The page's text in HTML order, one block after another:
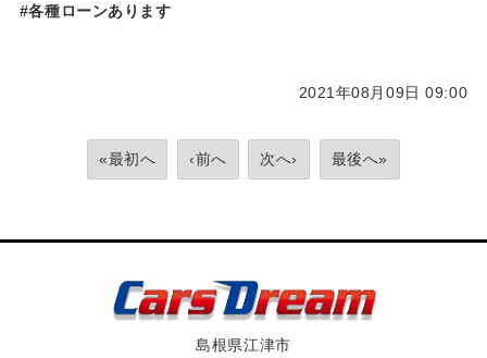
#各種ローンあります
2021年08月09日 09:00
«最初へ ‹前へ 次へ› 最後へ»
島根県江津市